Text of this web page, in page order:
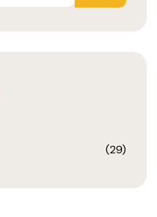
(29)